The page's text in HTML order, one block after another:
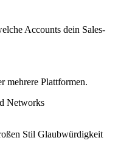
Accounts dein Sales-
mehrere Plattformen.
Networks
Stil Glaubwürdigkeit